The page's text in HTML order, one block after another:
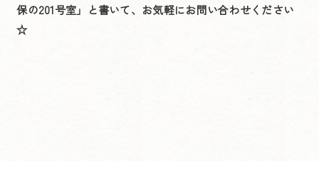
保の201号室」と書いて、お気軽にお問い合わせください
☆